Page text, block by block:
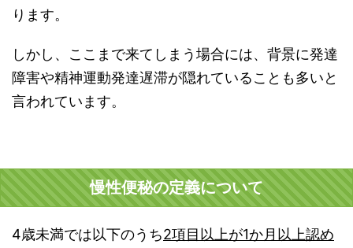
ります。
しかし、ここまで来てしまう場合には、背景に発達
障害や精神運動発達遅滞が隠れていることも多いと
言われています。
慢性便秘の定義について
4歳未満では以下のうち2項目以上が1か月以上認め